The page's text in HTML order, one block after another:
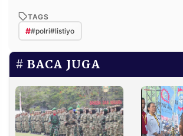
TAGS
##polri#listiyo
BACA JUGA